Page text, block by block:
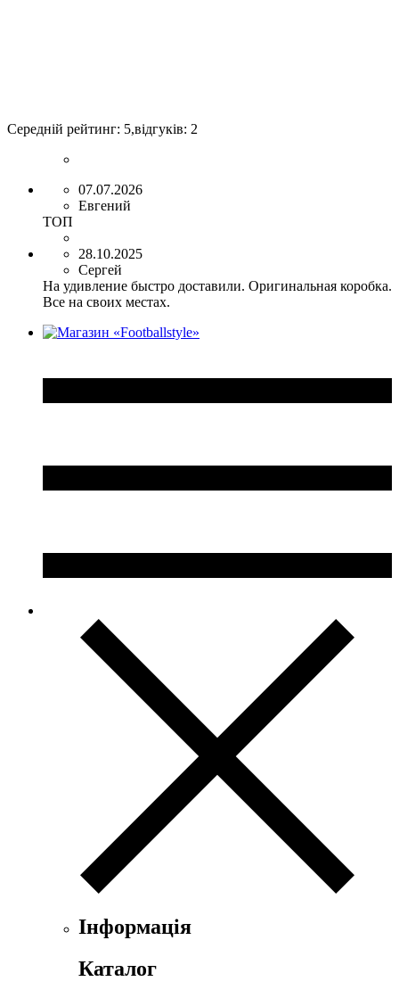
Середній рейтинг: 5,відгуків: 2
07.07.2026
Евгений
ТОП
28.10.2025
Сергей
На удивление быстро доставили. Оригинальная коробка.
Все на своих местах.
Інформація
Каталог